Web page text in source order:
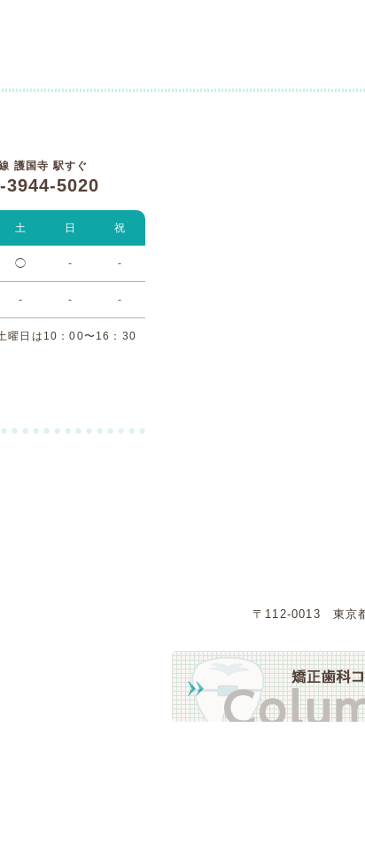
護国寺 駅すぐ
3944-5020
土 日 祝
◯ - -
- - -
曜日は10：00〜16：30
〒112-0013 東京